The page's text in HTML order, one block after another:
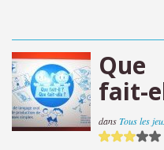
fait-
dansTous les